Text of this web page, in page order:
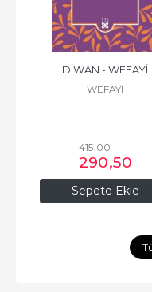
Sepete Ekle
DÎWAN - WEFAYÎ
WEFAYÎ
415,00
290,50